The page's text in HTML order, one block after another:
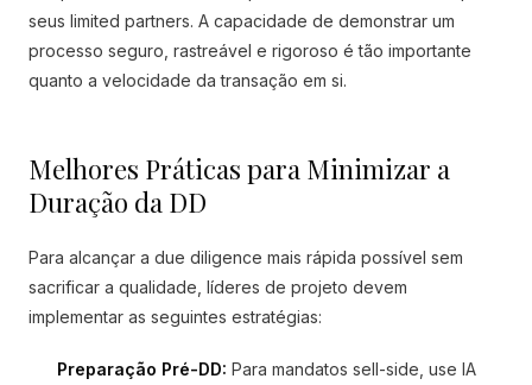
seus limited partners. A capacidade de demonstrar um
processo seguro, rastreável e rigoroso é tão importante
quanto a velocidade da transação em si.
Melhores Práticas para Minimizar a
Duração da DD
Para alcançar a due diligence mais rápida possível sem
sacrificar a qualidade, líderes de projeto devem
implementar as seguintes estratégias:
Preparação Pré-DD: Para mandatos sell-side, use IA